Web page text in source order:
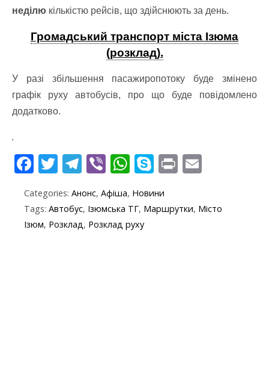
неділю кількістю рейсів, що здійснюють за день.
Громадський транспорт міста Ізюма
(розклад).
У разі збільшення пасажиропотоку буде змінено
графік руху автобусів, про що буде повідомлено
додатково.
.
F
e
b
T
itt
er
T
e
gr
Vi
b
er
W
at
s
S
y
p
Pr
t ai
Categories: Анонс, Афіша, Новини
Tags: Автобус, Ізюмська ТГ, Маршрутки, Місто
Ізюм, Розклад, Розклад руху